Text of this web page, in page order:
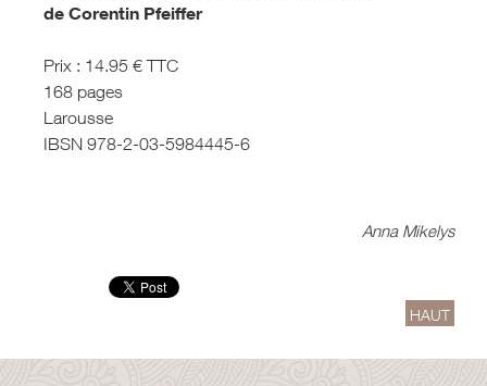
de Corentin Pfeiffer
Prix : 14.95 € TTC
168 pages
Larousse
IBSN 978-2-03-5984445-6
Anna Mikelys
HAUT